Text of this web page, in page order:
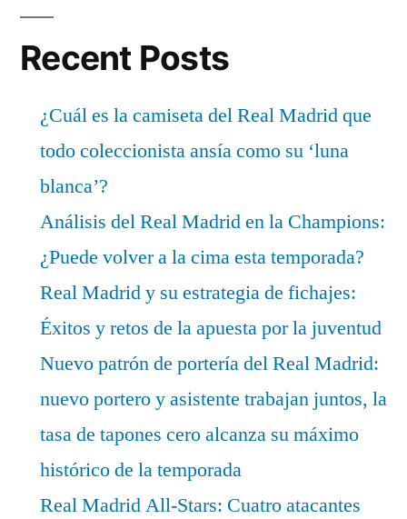
Recent Posts
¿Cuál es la camiseta del Real Madrid que
todo coleccionista ansía como su ‘luna
blanca’?
Análisis del Real Madrid en la Champions:
¿Puede volver a la cima esta temporada?
Real Madrid y su estrategia de fichajes:
Éxitos y retos de la apuesta por la juventud
Nuevo patrón de portería del Real Madrid:
nuevo portero y asistente trabajan juntos, la
tasa de tapones cero alcanza su máximo
histórico de la temporada
Real Madrid All-Stars: Cuatro atacantes